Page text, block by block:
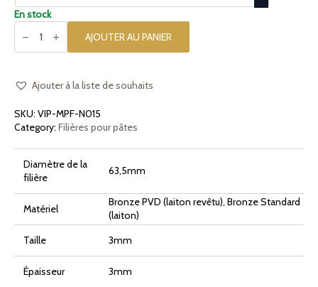
En stock
quantité
de
en
Spaghetti
avec
La
Fattorina
Fimar
MPF
2.5,
MPF
PF25E,
PF40E
AJOUTER AU PANIER
Ajouter à la liste de souhaits
SKU: VIP-MPF-N015
Category: Filières pour pâtes
Diamètre de la
filière
63,5mm
Matériel
Bronze PVD (laiton revêtu), Bronze Standard
(laiton)
Taille
3mm
Épaisseur 3mm